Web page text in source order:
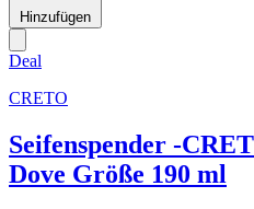
Hinzufügen
Deal
CRETO
Seifenspender -
Dove Größe 190 ml